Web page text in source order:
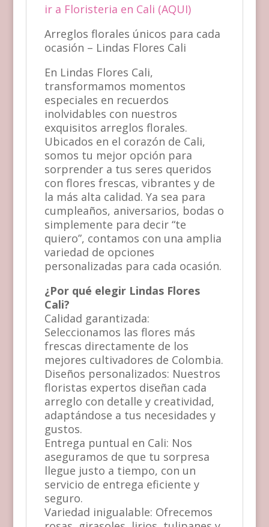
ir a Floristeria en Cali (AQUI)
Arreglos florales únicos para cada
ocasión – Lindas Flores Cali
En Lindas Flores Cali,
transformamos momentos
especiales en recuerdos
inolvidables con nuestros
exquisitos arreglos florales.
Ubicados en el corazón de Cali,
somos tu mejor opción para
sorprender a tus seres queridos
con flores frescas, vibrantes y de
la más alta calidad. Ya sea para
cumpleaños, aniversarios, bodas o
simplemente para decir “te
quiero”, contamos con una amplia
variedad de opciones
personalizadas para cada ocasión.
¿Por qué elegir Lindas Flores
Cali?
Calidad garantizada:
Seleccionamos las flores más
frescas directamente de los
mejores cultivadores de Colombia.
Diseños personalizados: Nuestros
floristas expertos diseñan cada
arreglo con detalle y creatividad,
adaptándose a tus necesidades y
gustos.
Entrega puntual en Cali: Nos
aseguramos de que tu sorpresa
llegue justo a tiempo, con un
servicio de entrega eficiente y
seguro.
Variedad inigualable: Ofrecemos